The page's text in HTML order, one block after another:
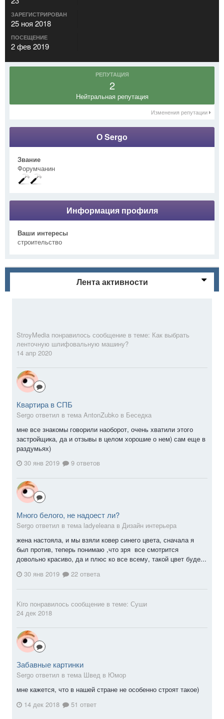
ЗАРЕГИСТРИРОВАН
25 ноя 2018
ПОСЕЩЕНИЕ
2 фев 2019
РЕПУТАЦИЯ
2
Нейтральная репутация
Изменения репутации
О Sergо
Звание
Форумчанин
Информация профиля
Ваши интересы
строительство
Лента активности
StroyMedia понравилось сообщение в теме: Как выбрать
ленточную шлифовальную машину?
14 апр 2020
Квартира в СПБ
Sergо ответил в тема AntonZubko в Беседка
мне все знакомы говорили наоборот, очень хватили этого
застройщика, да и отзывы в целом хорошие о нем) сам еще в
раздумьях)
30 янв 2019
9 ответов
Много белого, не надоест ли?
Sergо ответил в тема ladyeleana в Дизайн интерьера
жена настояла, и мы взяли ковер синего цвета, сначала я
был против, теперь понимаю ,что зря все смотрится
довольно красиво, да и плюс ко все всему, такой цвет буде...
30 янв 2019
22 ответа
Kiro понравилось сообщение в теме: Суши
24 дек 2018
Забавные картинки
Sergо ответил в тема Швед в Юмор
мне кажется, что в нашей стране не особенно строят такое)
14 дек 2018
51 ответ